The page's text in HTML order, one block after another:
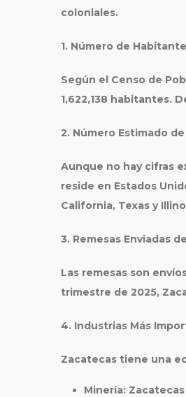
coloniales.
1. Número de
Según el Censo de
1,622,138 habitantes.
2. Número Estimado
Aunque no hay cifras
reside en Estados
California, Texas y
3. Remesas Enviadas
Las remesas son
trimestre de 2025,
4. Industrias Más
Zacatecas tiene una
Minería: